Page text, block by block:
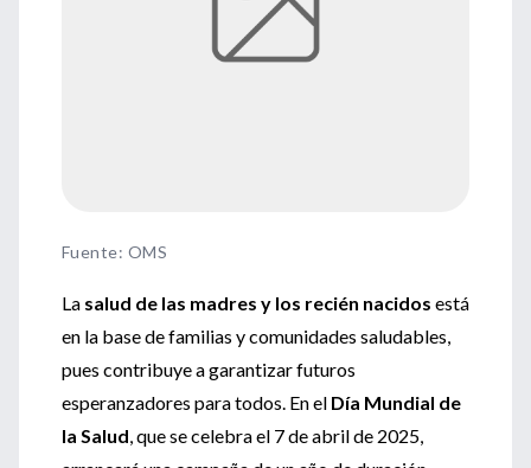
Fuente: OMS
La salud de las madres y los recién nacidos está
en la base de familias y comunidades saludables,
pues contribuye a garantizar futuros
esperanzadores para todos. En el Día Mundial de
la Salud, que se celebra el 7 de abril de 2025,